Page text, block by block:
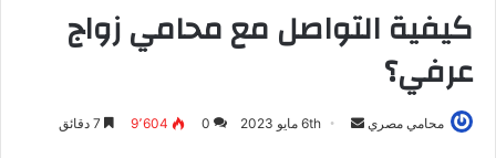
كيفية التواصل مع محامي زواج
عرفي؟
محامي مصري
أرسل 6th مايو 2023 0 9٬604